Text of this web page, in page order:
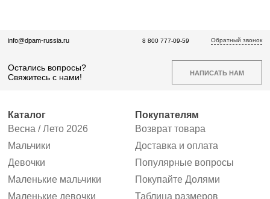
info@dpam-russia.ru
Остались вопросы?
Свяжитесь с нами!
НАПИСАТЬ НАМ
8 800 777-09-59 Обратный звонок
Каталог
Весна / Лето 2026
Мальчики
Девочки
Маленькие мальчики
Маленькие девочки
Покупателям
Возврат товара
Доставка и оплата
Популярные вопросы
Покупайте Долями
Таблица размеров